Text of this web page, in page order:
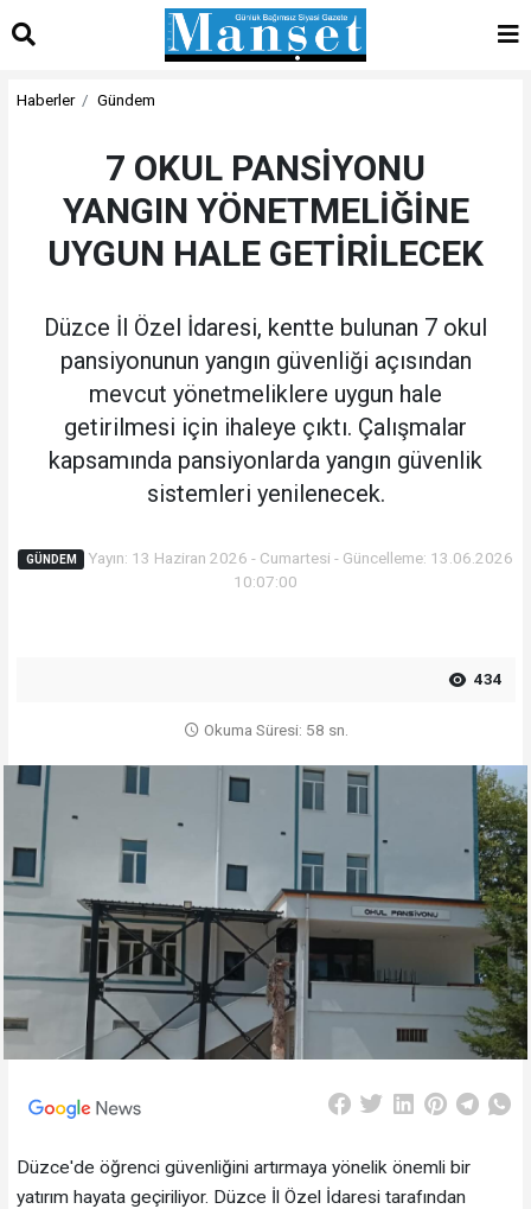
Haberler Gündem
7 OKUL PANSİYONU
YANGIN YÖNETMELİĞİNE
UYGUN HALE GETİRİLECEK
Düzce İl Özel İdaresi, kentte bulunan 7 okul
pansiyonunun yangın güvenliği açısından
mevcut yönetmeliklere uygun hale
getirilmesi için ihaleye çıktı. Çalışmalar
kapsamında pansiyonlarda yangın güvenlik
sistemleri yenilenecek.
GÜNDEM
Yayın: 13 Haziran 2026 - Cumartesi - Güncelleme: 13.06.2026
10:07:00
434
Okuma Süresi: 58 sn.
Düzce'de öğrenci güvenliğini artırmaya yönelik önemli bir
yatırım hayata geçiriliyor. Düzce İl Özel İdaresi tarafından